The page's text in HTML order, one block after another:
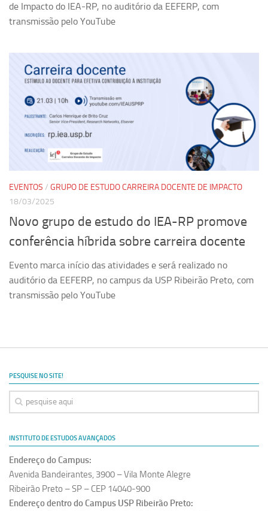
de Impacto do IEA-RP, no auditório da EEFERP, com
transmissão pelo YouTube
EVENTOS / GRUPO DE ESTUDO CARREIRA DOCENTE DE IMPACTO
18/03/2025
Novo grupo de estudo do IEA-RP promove
conferência híbrida sobre carreira docente
Evento marca início das atividades e será realizado no
auditório da EEFERP, no campus da USP Ribeirão Preto, com
transmissão pelo YouTube
PESQUISE NO SITE!
INSTITUTO DE ESTUDOS AVANÇADOS
Endereço do Campus:
Avenida Bandeirantes, 3900 – Vila Monte Alegre
Ribeirão Preto – SP – CEP 14040-900
Endereço dentro do Campus USP Ribeirão Preto: